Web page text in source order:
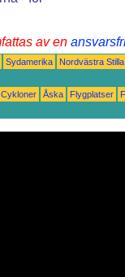
av en
Sydamerika
Nordvästra
Cykloner Åska Flygplatser